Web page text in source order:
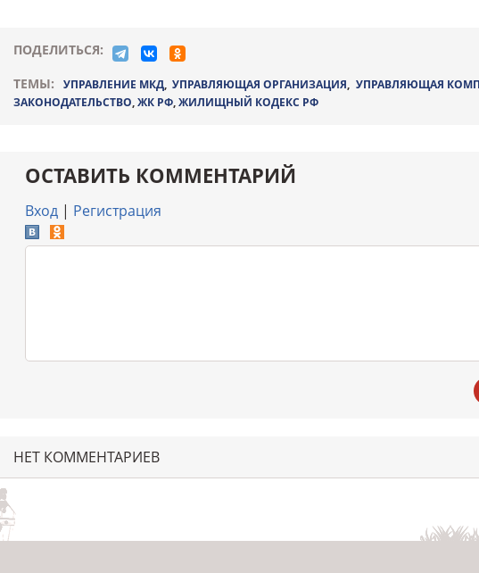
ПОДЕЛИТЬСЯ:
ТЕМЫ:
УПРАВЛЕНИЕ МКД,УПРАВЛЯЮЩАЯ ОРГАНИЗАЦИЯ,УПРАВЛЯЮЩАЯ
ЗАКОНОДАТЕЛЬСТВО,ЖК РФ,ЖИЛИЩНЫЙ КОДЕКС РФ
ОСТАВИТЬ КОММЕНТАРИЙ
Вход| Регистрация
НЕТ КОММЕНТАРИЕВ